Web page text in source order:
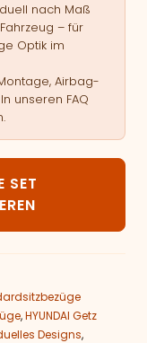
nach Maß
– für
Optik im
Airbag-
unseren FAQ
Getz Menge
SET
,HYUNDAI Getz
Designs,